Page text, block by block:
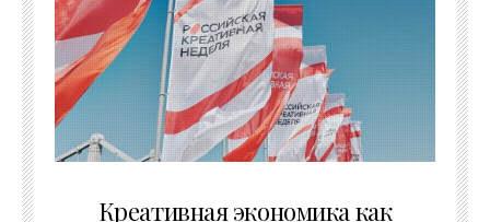
Креативная экономика как